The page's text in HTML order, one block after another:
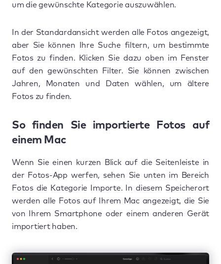
um die gewünschte Kategorie auszuwählen.
In der Standardansicht werden alle Fotos angezeigt,
aber Sie können Ihre Suche filtern, um bestimmte
Fotos zu finden. Klicken Sie dazu oben im Fenster
auf den gewünschten Filter. Sie können zwischen
Jahren, Monaten und Daten wählen, um ältere
Fotos zu finden.
So finden Sie importierte Fotos auf
einem Mac
Wenn Sie einen kurzen Blick auf die Seitenleiste in
der Fotos-App werfen, sehen Sie unten im Bereich
Fotos die Kategorie Importe. In diesem Speicherort
werden alle Fotos auf Ihrem Mac angezeigt, die Sie
von Ihrem Smartphone oder einem anderen Gerät
importiert haben.